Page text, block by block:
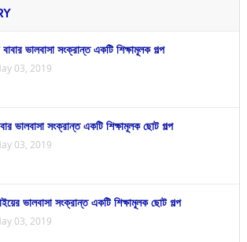
বাবার ভালবাসা সংক্রান্ত একটি শিক্ষামূলক গল্প
03, 2019
ভালবাসা সংক্রান্ত একটি শিক্ষামূলক ছোট গল্প
03, 2019
ভালবাসা সংক্রান্ত একটি শিক্ষামূলক ছোট গল্প
03, 2019